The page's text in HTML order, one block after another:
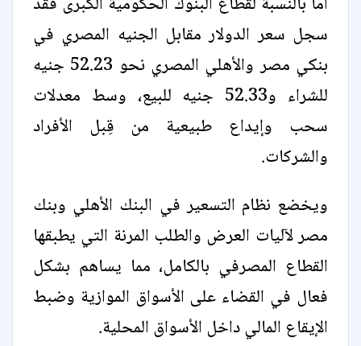
سجل سعر الدولار مقابل الجنيه المصري في
بنكي مصر والأهلي المصري نحو 52.23 جنيه
للشراء و52.33 جنيه للبيع، وسط معدلات
سحب وإيداع طبيعية من قِبل الأفراد
والشركات.
ويخضع نظام التسعير في البنك الأهلي وبنك
مصر لآليات العرض والطلب المرنة التي يطبقها
القطاع المصرفي بالكامل، مما يساهم بشكل
فعال في القضاء على الأسواق الموازية وضبط
الإيقاع المالي داخل الأسواق المحلية.